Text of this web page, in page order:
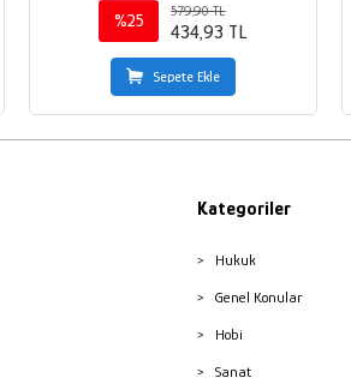
%25
579,90 TL
434,93 TL
Sepete Ekle
Kategoriler
Hukuk
Genel Konular
Hobi
Sanat